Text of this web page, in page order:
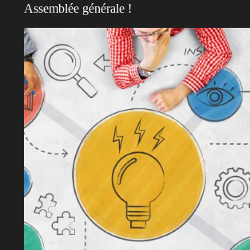
Assemblée générale !